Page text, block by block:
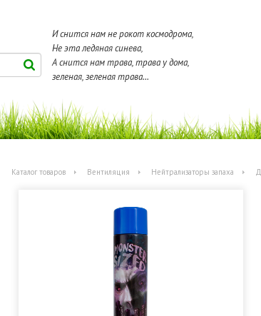
И снится нам не рокот космодрома,
Не эта ледяная синева,
А снится нам трава, трава у дома,
зеленая, зеленая трава...
Каталог товаров Вентиляция Нейтрализаторы запаха